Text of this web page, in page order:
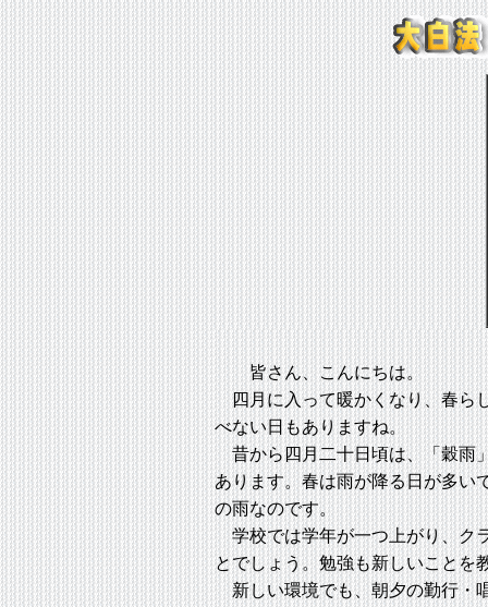
皆さん、こんにちは。
四月に入って暖かくなり、春ら
べない日もありますね。
昔から四月二十日頃は、「穀雨
あります。春は雨が降る日が多い
の雨なのです。
学校では学年が一つ上がり、ク
とでしょう。勉強も新しいことを
新しい環境でも、朝夕の勤行・